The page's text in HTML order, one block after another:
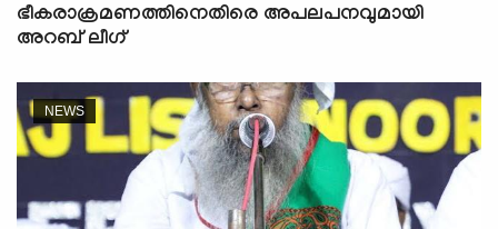
ഭീകരാക്രമണത്തിനെതിരെ അപലപനവുമായി
അറബ് ലീഗ്
NEWS